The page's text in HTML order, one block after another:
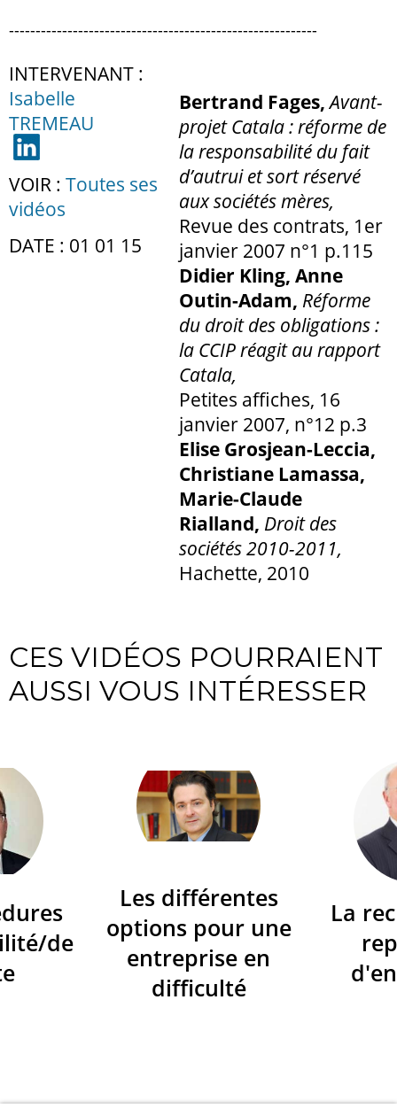
----------------------------------------------------------
INTERVENANT :
Isabelle
TREMEAU
VOIR : Toutes ses
vidéos
DATE : 01 01 15
Bertrand Fages, Avant-
projet Catala : réforme de
la responsabilité du fait
d’autrui et sort réservé
aux sociétés mères,
Revue des contrats, 1er
janvier 2007 n°1 p.115
Didier Kling, Anne
Outin-Adam, Réforme
du droit des obligations :
la CCIP réagit au rapport
Catala,
Petites affiches, 16
janvier 2007, n°12 p.3
Elise Grosjean-Leccia,
Christiane Lamassa,
Marie-Claude
Rialland, Droit des
sociétés 2010-2011,
Hachette, 2010
CES VIDÉOS POURRAIENT
AUSSI VOUS INTÉRESSER
de
Les différentes
options pour une
entreprise en
difficulté
La